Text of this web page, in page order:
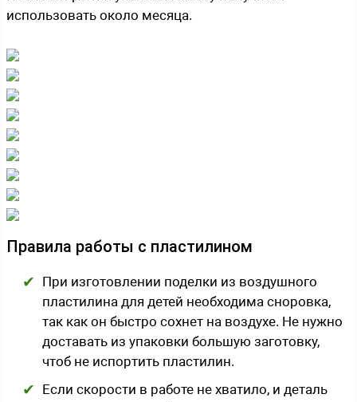
использовать около месяца.
Правила работы с пластилином
При изготовлении поделки из воздушного
пластилина для детей необходима сноровка,
так как он быстро сохнет на воздухе. Не нужно
доставать из упаковки большую заготовку,
чтоб не испортить пластилин.
Если скорости в работе не хватило, и деталь